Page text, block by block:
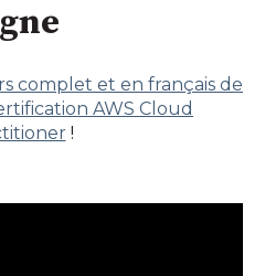
complet et en français de
AWS Cloud
!